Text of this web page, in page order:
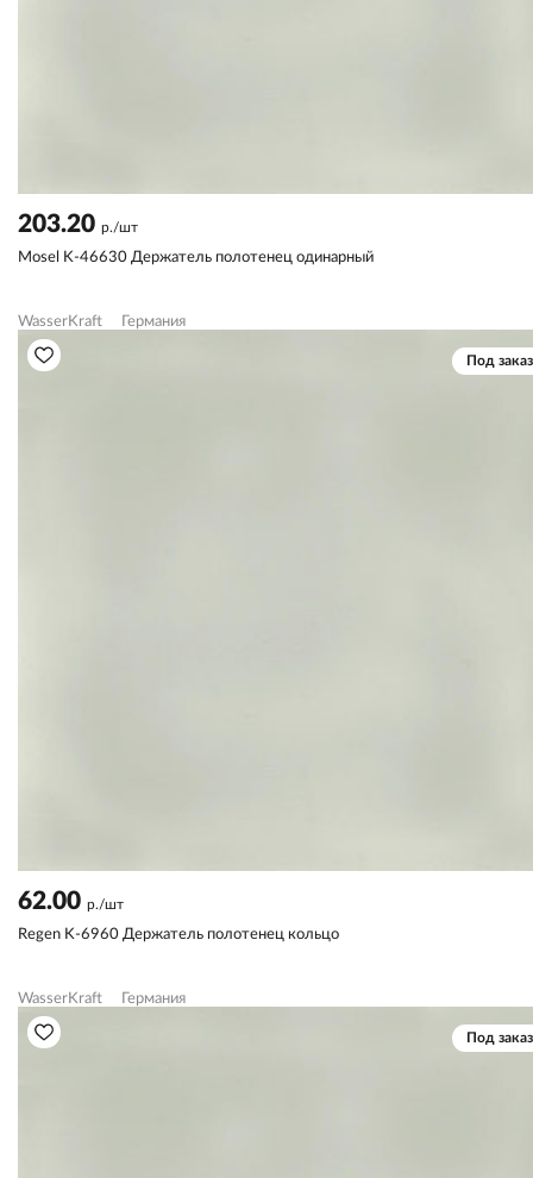
203.20 р./шт
Mosel K-46630 Держатель полотенец одинарный
WasserKraft Германия
Под заказ
62.00 р./шт
Regen K-6960 Держатель полотенец кольцо
WasserKraft Германия
Под заказ